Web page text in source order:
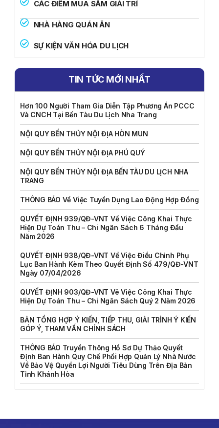
CÁC ĐIỂM MUA SẮM GIẢI TRÍ
NHÀ HÀNG QUÁN ĂN
SỰ KIỆN VĂN HÓA DU LỊCH
TIN TỨC MỚI NHẤT
Hơn 100 Người Tham Gia Diễn Tập Phương Án PCCC
Và CNCH Tại Bến Tàu Du Lịch Nha Trang
NỘI QUY BẾN THỦY NỘI ĐỊA HÒN MUN
NỘI QUY BẾN THỦY NỘI ĐỊA PHÚ QUÝ
NỘI QUY BẾN THỦY NỘI ĐỊA BẾN TÀU DU LỊCH NHA
TRANG
THÔNG BÁO Về Việc Tuyển Dụng Lao Động Hợp Đồng
QUYẾT ĐỊNH 939/QĐ-VNT Về Việc Công Khai Thực
Hiện Dự Toán Thu – Chi Ngân Sách 6 Tháng Đầu
Năm 2026
QUYẾT ĐỊNH 938/QĐ-VNT Về Việc Điều Chỉnh Phụ
Lục Ban Hành Kèm Theo Quyết Định Số 479/QĐ-VNT
Ngày 07/04/2026
QUYẾT ĐỊNH 903/QĐ-VNT Vê Việc Công Khai Thực
Hiện Dự Toán Thu – Chi Ngân Sách Quý 2 Năm 2026
BẢN TỔNG HỢP Ý KIẾN, TIẾP THU, GIẢI TRÌNH Ý KIẾN
GÓP Ý, THAM VẤN CHÍNH SÁCH
THÔNG BÁO Truyền Thông Hồ Sơ Dự Thảo Quyết
Định Ban Hành Quy Chế Phối Hợp Quản Lý Nhà Nước
Về Bảo Vệ Quyền Lợi Người Tiêu Dùng Trên Địa Bàn
Tỉnh Khánh Hòa